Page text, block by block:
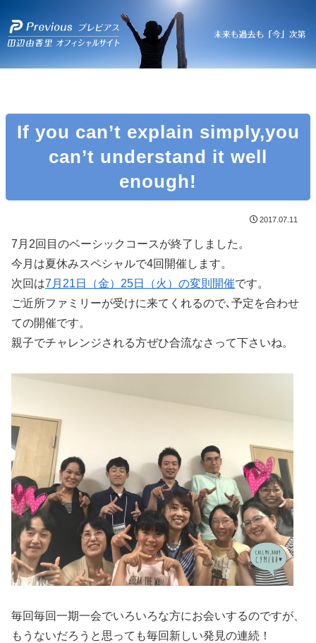
If you can’t explain simply,you
can’t understand it well
enough!
2017.07.11
7月2回目のベーシックコースが終了しました。
今月は夏休みスペシャルで4回開催します。
次回は7月21日（金）25日（火）の変則開催です。
ご近所ファミリーが受けに来てくれるので､予定を合わせ
ての開催です。
親子でチャレンジされる方ぜひ合流なさって下さいね。
毎回毎回一期一会でいろいろな方にお会いするのですが、
もうないだろうと思っても毎回新しい発見の連続！